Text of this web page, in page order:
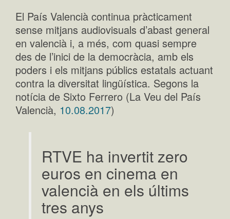
El País Valencià continua pràcticament
sense mitjans audiovisuals d’abast general
en valencià i, a més, com quasi sempre
des de l’inici de la democràcia, amb els
poders i els mitjans públics estatals actuant
contra la diversitat lingüística. Segons la
notícia de Sixto Ferrero (La Veu del País
Valencià, 10.08.2017)
RTVE ha invertit zero
euros en cinema en
valencià en els últims
tres anys